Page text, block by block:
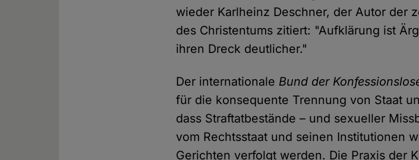
wieder Karlheinz Deschner, der Autor der
des Christentums zitiert: "Aufklärung ist
ihren Dreck deutlicher."
Der internationale Bund der
für die konsequente Trennung von Staat
dass Straftatbestände – und sexueller
vom Rechtsstaat und seinen Institutionen
Gerichten verfolgt werden. Die Praxis der